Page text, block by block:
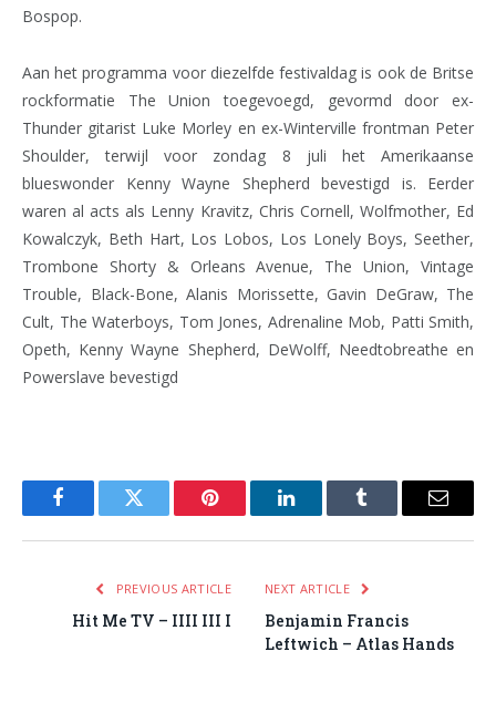
Bospop.
Aan het programma voor diezelfde festivaldag is ook de Britse
rockformatie The Union toegevoegd, gevormd door ex-
Thunder gitarist Luke Morley en ex-Winterville frontman Peter
Shoulder, terwijl voor zondag 8 juli het Amerikaanse
blueswonder Kenny Wayne Shepherd bevestigd is. Eerder
waren al acts als Lenny Kravitz, Chris Cornell, Wolfmother, Ed
Kowalczyk, Beth Hart, Los Lobos, Los Lonely Boys, Seether,
Trombone Shorty & Orleans Avenue, The Union, Vintage
Trouble, Black-Bone, Alanis Morissette, Gavin DeGraw, The
Cult, The Waterboys, Tom Jones, Adrenaline Mob, Patti Smith,
Opeth, Kenny Wayne Shepherd, DeWolff, Needtobreathe en
Powerslave bevestigd
FacebookTwitter Pinterest LinkedInTumblr Email
PREVIOUS ARTICLE
Hit Me TV – IIII III I
NEXT ARTICLE
Benjamin Francis
Leftwich – Atlas Hands